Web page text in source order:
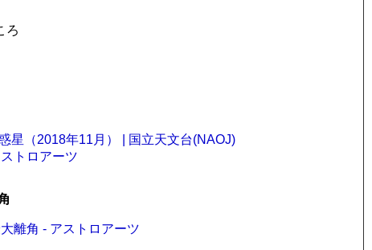
ろ
星（2018年11月） | 国立天文台(NAOJ)
トロアーツ
離角 - アストロアーツ